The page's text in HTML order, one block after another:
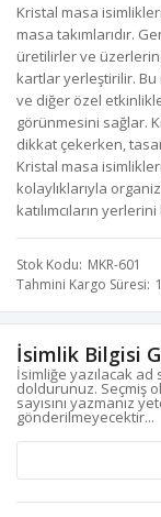
Kristal masa
masa takımlarıdır.
üretilirler ve
kartlar yerleştirilir.
ve diğer özel
görünmesini sağlar.
dikkat çekerken,
Kristal masa
kolaylıklarıyla
katılımcıların
Stok Kodu MKR-601
Tahmini Kargo Süresi
İsimlik Bilgisi
İsimliğe yazılacak
doldurunuz. Seçmiş
sayısını yazmanız
gönderilmeyecektir...